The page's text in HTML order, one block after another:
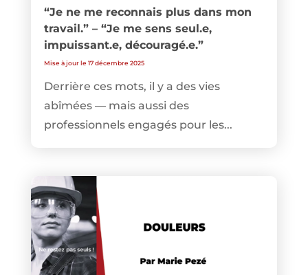
“Je ne me reconnais plus dans mon
travail.” – “Je me sens seul.e,
impuissant.e, découragé.e.”
Mise à jour le 17 décembre 2025
Derrière ces mots, il y a des vies
abîmées — mais aussi des
professionnels engagés pour les...